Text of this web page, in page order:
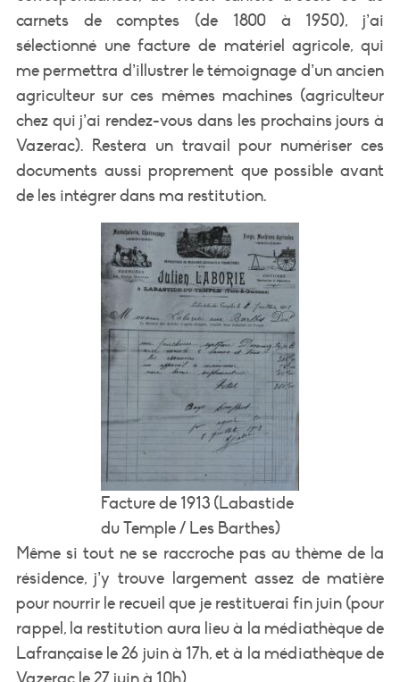
carnets de comptes (de 1800 à 1950), j’ai
sélectionné une facture de matériel agricole, qui
me permettra d’illustrer le témoignage d’un ancien
agriculteur sur ces mêmes machines (agriculteur
chez qui j’ai rendez-vous dans les prochains jours à
Vazerac). Restera un travail pour numériser ces
documents aussi proprement que possible avant
de les intégrer dans ma restitution.
Facture de 1913 (Labastide
du Temple / Les Barthes)
Même si tout ne se raccroche pas au thème de la
résidence, j’y trouve largement assez de matière
pour nourrir le recueil que je restituerai fin juin (pour
rappel, la restitution aura lieu à la médiathèque de
Lafrançaise le 26 juin à 17h, et à la médiathèque de